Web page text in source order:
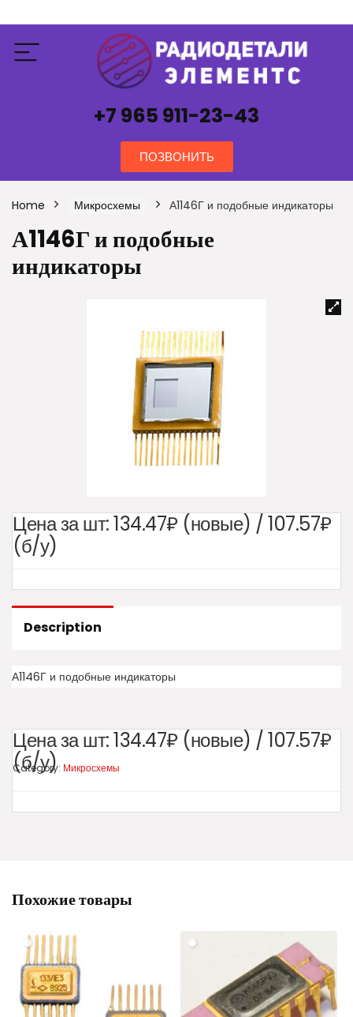
+7 965 911-23-43
ПОЗВОНИТЬ
Home Микросхемы А1146Г и подобные индикаторы
А1146Г и подобные
индикаторы
Цена за шт:134.47₽ (новые) / 107.57₽
(б/у)
Description
А1146Г и подобные индикаторы
Цена за шт:134.47₽ (новые) / 107.57₽
(б/у)
Category: Микросхемы
Похожие товары